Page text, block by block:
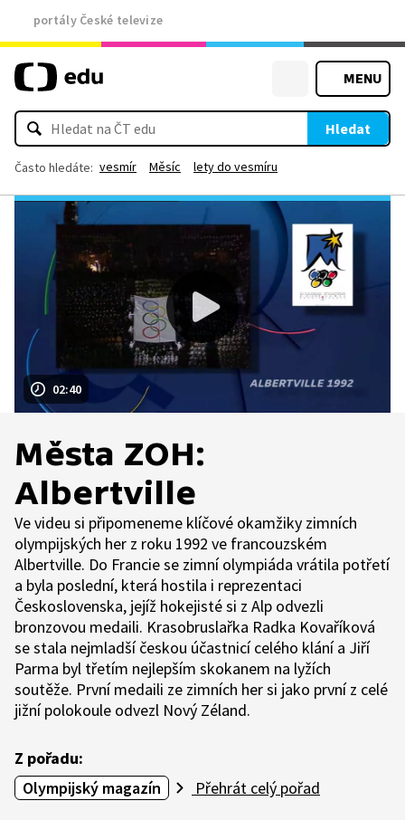
portály České televize
MENU
Hledat
Často hledáte: vesmír Měsíc lety do vesmíru
02:40
Města ZOH:
Albertville
Ve videu si připomeneme klíčové okamžiky zimních
olympijských her z roku 1992 ve francouzském
Albertville. Do Francie se zimní olympiáda vrátila potřetí
a byla poslední, která hostila i reprezentaci
Československa, jejíž hokejisté si z Alp odvezli
bronzovou medaili. Krasobruslařka Radka Kovaříková
se stala nejmladší českou účastnicí celého klání a Jiří
Parma byl třetím nejlepším skokanem na lyžích
soutěže. První medaili ze zimních her si jako první z celé
jižní polokoule odvezl Nový Zéland.
Z pořadu:
Olympijský magazín
Přehrát celý pořad